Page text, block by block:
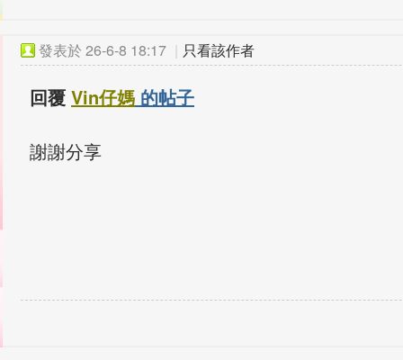
發表於 26-6-8 18:17 | 只看該作者
回覆 Vin仔媽 的帖子
謝謝分享